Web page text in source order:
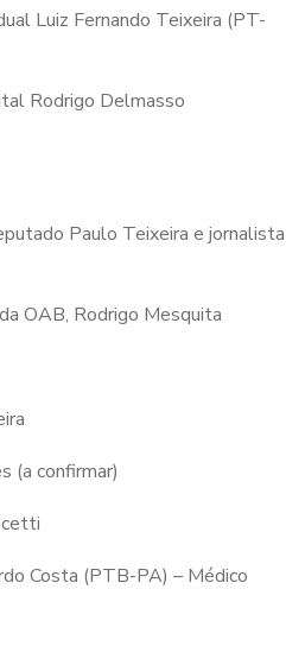
Luiz Fernando Teixeira (PT-
Rodrigo Delmasso
Paulo Teixeira e jornalista
OAB, Rodrigo Mesquita
(a confirmar)
Costa (PTB-PA) – Médico